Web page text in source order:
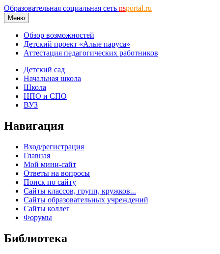
Образовательная социальная сеть nsportal.ru
Меню
Обзор возможностей
Детский проект «Алые паруса»
Аттестация педагогических работников
Детский сад
Начальная школа
Школа
НПО и СПО
ВУЗ
Навигация
Вход/регистрация
Главная
Мой мини-сайт
Ответы на вопросы
Поиск по сайту
Сайты классов, групп, кружков...
Сайты образовательных учреждений
Сайты коллег
Форумы
Библиотека